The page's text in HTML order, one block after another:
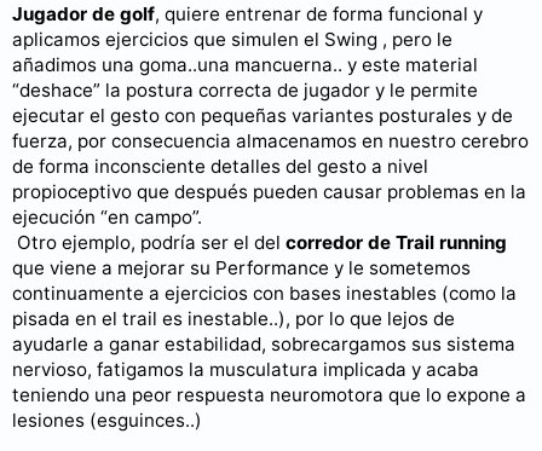
Jugador de golf, quiere entrenar de forma funcional y
aplicamos ejercicios que simulen el Swing , pero le
añadimos una goma..una mancuerna.. y este material
“deshace” la postura correcta de jugador y le permite
ejecutar el gesto con pequeñas variantes posturales y de
fuerza, por consecuencia almacenamos en nuestro cerebro
de forma inconsciente detalles del gesto a nivel
propioceptivo que después pueden causar problemas en la
ejecución “en campo”.
Otro ejemplo, podría ser el del corredor de Trail running
que viene a mejorar su Performance y le sometemos
continuamente a ejercicios con bases inestables (como la
pisada en el trail es inestable..), por lo que lejos de
ayudarle a ganar estabilidad, sobrecargamos sus sistema
nervioso, fatigamos la musculatura implicada y acaba
teniendo una peor respuesta neuromotora que lo expone a
lesiones (esguinces..)